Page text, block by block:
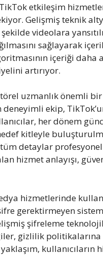
etkileşim
Gelişmiş teknik
videolara
sağlayarak
içeriği daha
artırıyor.
uzmanlık önemli
ekip,
her dönem
kitleyle
detaylar profesyonel
hizmet anlayışı,
hizmetlerinde
gerektirmeyen
şifreleme
gizlilik
kullanıcıların